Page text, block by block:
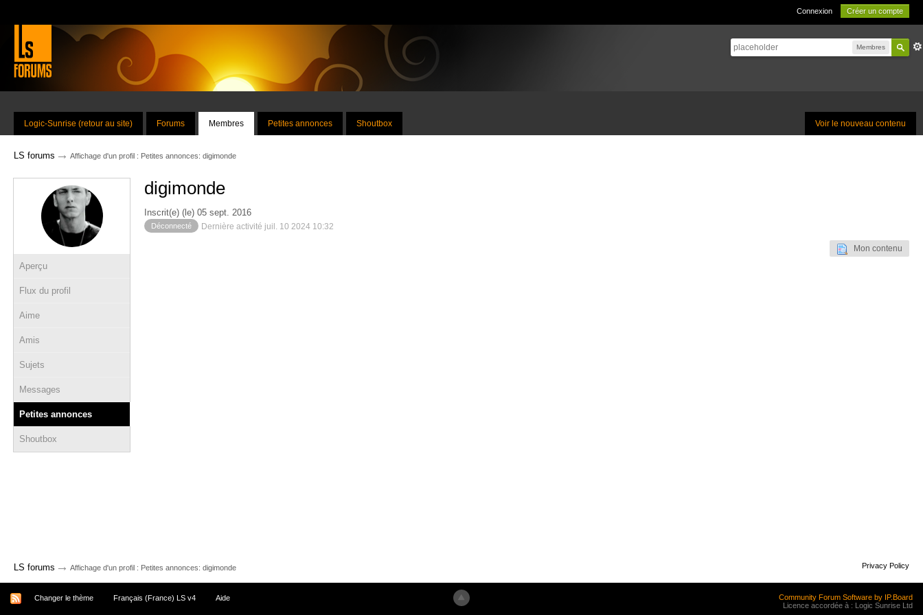
Connexion Créer un compte
Membres
Voir le nouveau contenu
Logic-Sunrise (retour au site) Forums Membres Petites annonces Shoutbox
LS forums → Affichage d'un profil : Petites annonces: digimonde
Aperçu
Flux du profil
Aime
Amis
Sujets
Messages
Petites annonces
Shoutbox
digimonde
Inscrit(e) (le) 05 sept. 2016
Déconnecté Dernière activité juil. 10 2024 10:32
Mon contenu
LS forums → Affichage d'un profil : Petites annonces: digimonde Privacy Policy
Changer le thème Français (France) LS v4 Aide
Community Forum Software by IP.Board
Licence accordée à : Logic Sunrise Ltd